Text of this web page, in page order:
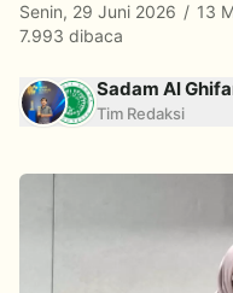
Senin, 29 Juni 2026 / 13
7.993 dibaca
Sadam Al
Tim Redaksi